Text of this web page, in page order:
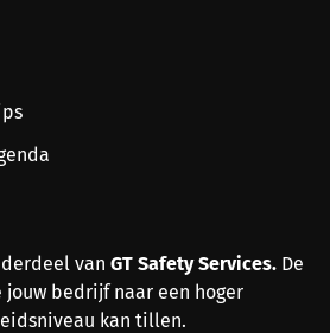
van GT Safety Services.De
bedrijf naar een hoger
kan tillen.